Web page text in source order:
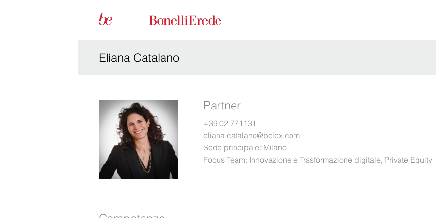
Eliana Catalano
Partner
+39 02 771131
eliana.catalano@belex.com
Sede principale: Milano
Focus Team: Innovazione e Trasformazione digitale, Private Equity